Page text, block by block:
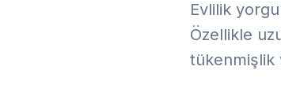
Evlilik
Özellikle
tükenmişlik